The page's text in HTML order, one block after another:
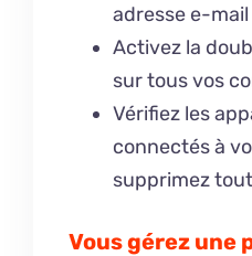
adresse e-
Activez la
sur tous vos
Vérifiez les
connectés à
supprimez
Vous gérez une